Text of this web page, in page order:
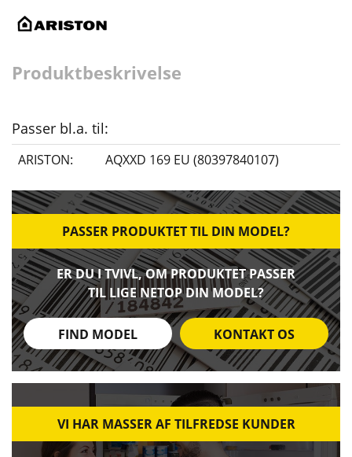
Produktbeskrivelse
Passer bl.a. til:
ARISTON: AQXXD 169 EU (80397840107)
PASSER PRODUKTET TIL DIN MODEL?
ER DU I TVIVL, OM PRODUKTET PASSER
TIL LIGE NETOP DIN MODEL?
FIND MODEL KONTAKT OS
VI HAR MASSER AF TILFREDSE KUNDER